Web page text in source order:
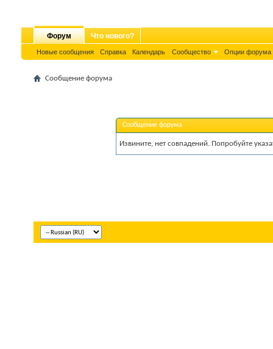
Форум
Новые сообщения Справка Календарь Сообщество Опции форума
Что нового?
Сообщение форума
Сообщение форума
Извините, нет совпадений. Попробуйте